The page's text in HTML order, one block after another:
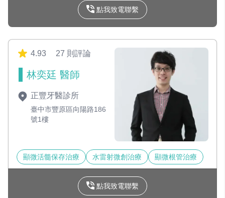
點我致電聯繫
4.93 27 則評論
林奕廷 醫師
正豐牙醫診所
臺中市豐原區向陽路186
號1樓
顯微活髓保存治療 水雷射微創治療 顯微根管治療
點我致電聯繫